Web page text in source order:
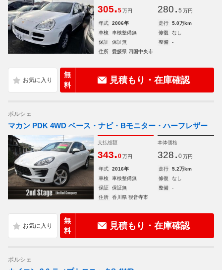
305.5 万円 280. 5 万円
年式 2006年 走行
5.0万km
車検
車検整備無 修復
なし
保証
保証無 整備
-
住所
愛媛県 四国中央市
無
料
見積もり・在庫確認
ポルシェ
マカン PDK 4WD ベース・ナビ・Bモニター・ハーフレザー
支払総額
343.0 万円
本体価格
328. 0 万円
年式 2016年 走行
5.2万km
車検
車検整備無 修復
なし
保証
保証無 整備
-
住所
香川県 観音寺市
無
料
見積もり・在庫確認
ポルシェ